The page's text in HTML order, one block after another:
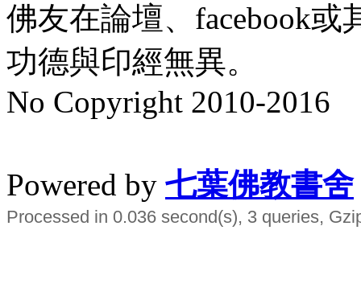
佛友在論壇、facebook
功德與印經無異。
No Copyright 2010-2016
Powered by 七葉佛教書舍
Processed in 0.036 second(s), 3 queries,